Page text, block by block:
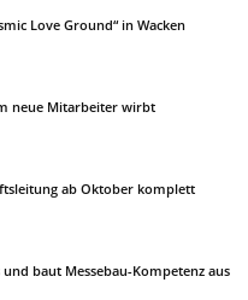
Love Ground“ in Wacken
neue Mitarbeiter wirbt
ab Oktober komplett
baut Messebau-Kompetenz aus